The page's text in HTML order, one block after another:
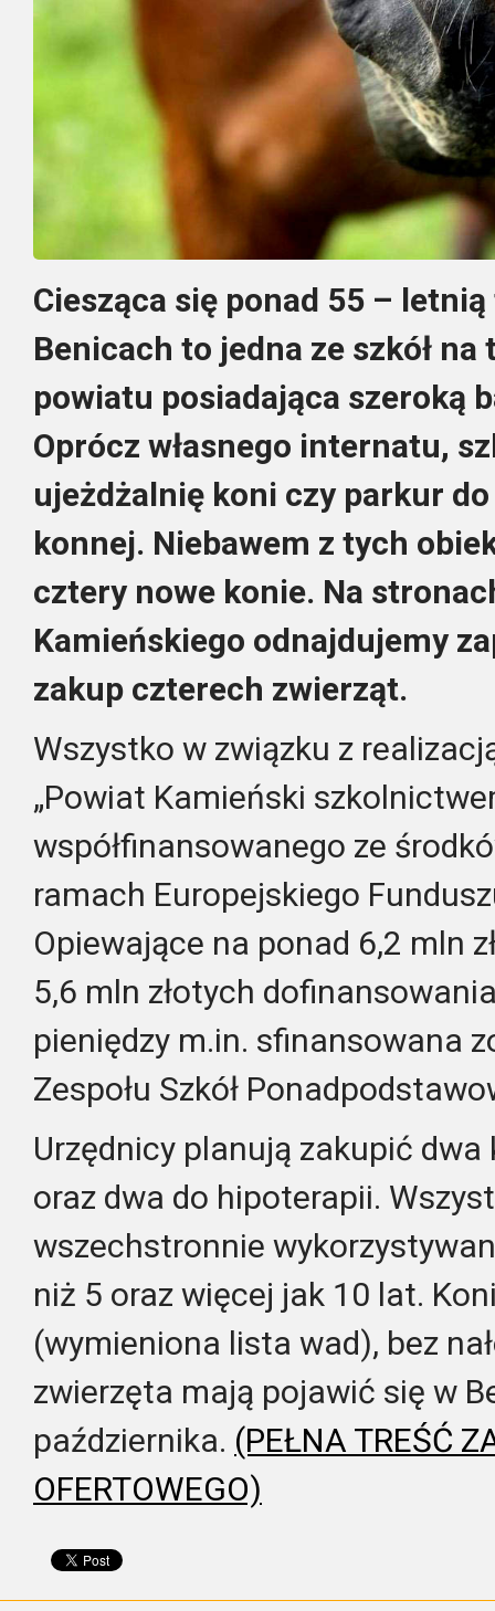
Ciesząca się ponad 55 –
Benicach to jedna ze szkół
powiatu posiadająca szeroką
Oprócz własnego internatu,
ujeżdżalnię koni czy parkur
konnej. Niebawem z tych
cztery nowe konie. Na
Kamieńskiego odnajdujemy
zakup czterech zwierząt.
Wszystko w związku z
„Powiat Kamieński
współfinansowanego ze
ramach Europejskiego
Opiewające na ponad 6,2 mln
5,6 mln złotych
pieniędzy m.in. sfinansowana
Zespołu Szkół
Urzędnicy planują zakupić
oraz dwa do hipoterapii.
wszechstronnie
niż 5 oraz więcej jak 10 lat.
(wymieniona lista wad), bez
zwierzęta mają pojawić się w
października. (PEŁNA TREŚĆ
OFERTOWEGO)